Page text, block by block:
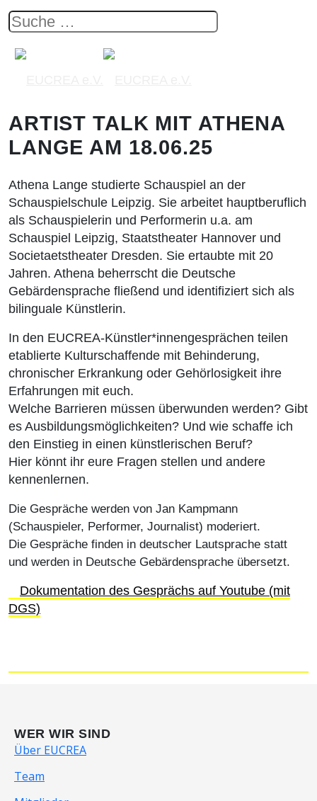
ARTIST TALK MIT ATHENA
LANGE AM 18.06.25
Athena Lange studierte Schauspiel an der
Schauspielschule Leipzig. Sie arbeitet hauptberuflich
als Schauspielerin und Performerin u.a. am
Schauspiel Leipzig, Staatstheater Hannover und
Societaetstheater Dresden. Sie ertaubte mit 20
Jahren. Athena beherrscht die Deutsche
Gebärdensprache fließend und identifiziert sich als
bilinguale Künstlerin.
In den EUCREA-Künstler*innengesprächen teilen
etablierte Kulturschaffende mit Behinderung,
chronischer Erkrankung oder Gehörlosigkeit ihre
Erfahrungen mit euch.
Welche Barrieren müssen überwunden werden? Gibt
es Ausbildungsmöglichkeiten? Und wie schaffe ich
den Einstieg in einen künstlerischen Beruf?
Hier könnt ihr eure Fragen stellen und andere
kennenlernen.
Die Gespräche werden von Jan Kampmann
(Schauspieler, Performer, Journalist) moderiert.
Die Gespräche finden in deutscher Lautsprache statt
und werden in Deutsche Gebärdensprache übersetzt.
Dokumentation des Gesprächs auf Youtube (mit
DGS)
WER WIR SIND
Über EUCREA
Team